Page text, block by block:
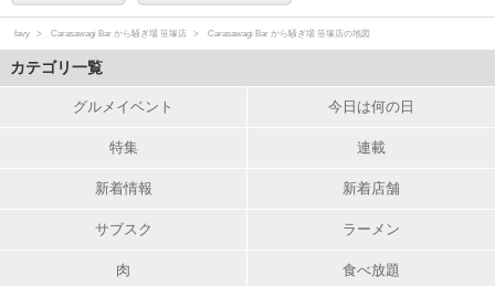
favy Carasawagi Bar から騒ぎ場 笹塚店 Carasawagi Bar から騒ぎ場 笹塚店の地図
カテゴリ一覧
グルメイベント 今日は何の日
特集 連載
新着情報 新着店舗
サブスク ラーメン
肉 食べ放題